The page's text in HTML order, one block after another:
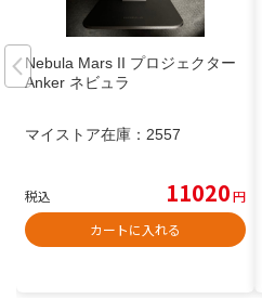
Nebula Mars II プロジェクター
Anker ネビュラ
マイストア在庫： 2557
税込 11020円
カートに入れる